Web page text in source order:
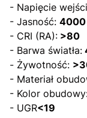
- Napięcie
- Jasność:
- CRI (RA): >80
- Barwa światła:
- Żywotność:
- Materiał
- Kolor
- UGR<19